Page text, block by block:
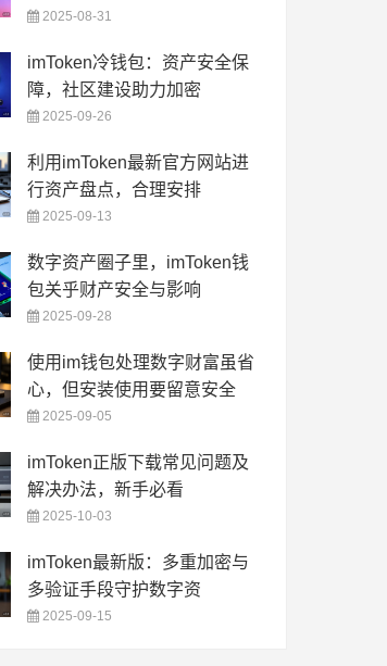
2025-08-31
imToken冷钱包：资产安全保
障，社区建设助力加密
2025-09-26
利用imToken最新官方网站进
行资产盘点，合理安排
2025-09-13
数字资产圈子里，imToken钱
包关乎财产安全与影响
2025-09-28
使用im钱包处理数字财富虽省
心，但安装使用要留意安全
2025-09-05
imToken正版下载常见问题及
解决办法，新手必看
2025-10-03
imToken最新版：多重加密与
多验证手段守护数字资
2025-09-15